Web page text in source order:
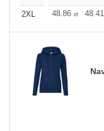
2XL
48.86 zł 48.41